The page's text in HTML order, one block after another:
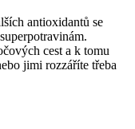
antioxidantů se
cest a k tomu
jimi rozzáříte třeba